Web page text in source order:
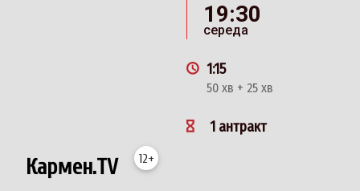
19:30
середа
1:15
50 хв + 25 хв
1 антракт
Кармен.TV 12+